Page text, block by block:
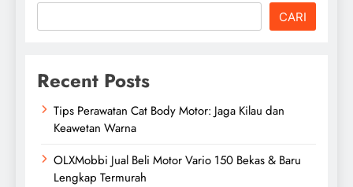
CARI
Recent Posts
Tips Perawatan Cat Body Motor: Jaga Kilau dan
Keawetan Warna
OLXMobbi Jual Beli Motor Vario 150 Bekas & Baru
Lengkap Termurah